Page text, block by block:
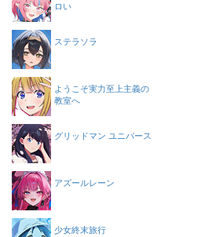
ロい
ステラソラ
ようこそ実力至上主義の
教室へ
グリッドマン ユニバース
アズールレーン
少女終末旅行